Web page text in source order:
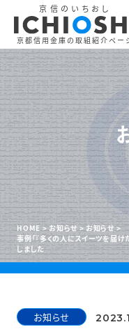
京信のいちおし
京都信用金庫の取組紹介ペー
HOME お知らせ
お知らせ
事例「『多くの人にスイーツを届
しました
お知らせ